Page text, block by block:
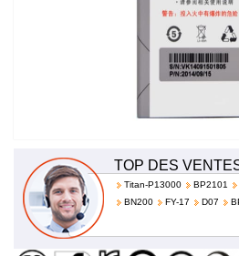
TOP DES
Titan-P13000 BP2101
BN200
FY-17 D07